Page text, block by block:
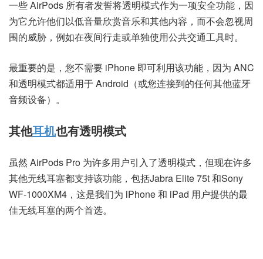
一些 AirPods 所有者发誓将透明模式作为一项安全功能，因
为它允许他们以低音量欣赏音乐和其他内容，而不会忽视周
围的威胁，例如在夜间行走或单独使用公共交通工具时。
最重要的是，您不需要 iPhone 即可利用该功能，因为 ANC
和透明模式都适用于 Android（或您连接到的任何其他蓝牙
音频设备）。
其他耳机也有透明模式
虽然 AirPods Pro 为许多用户引入了透明模式，但现在许多
其他无线耳塞都支持该功能，包括Jabra Elite 75t和Sony
WF-1000XM4 ，这是我们为 iPhone 和 iPad 用户提供的最
佳无线耳塞的两个首选。